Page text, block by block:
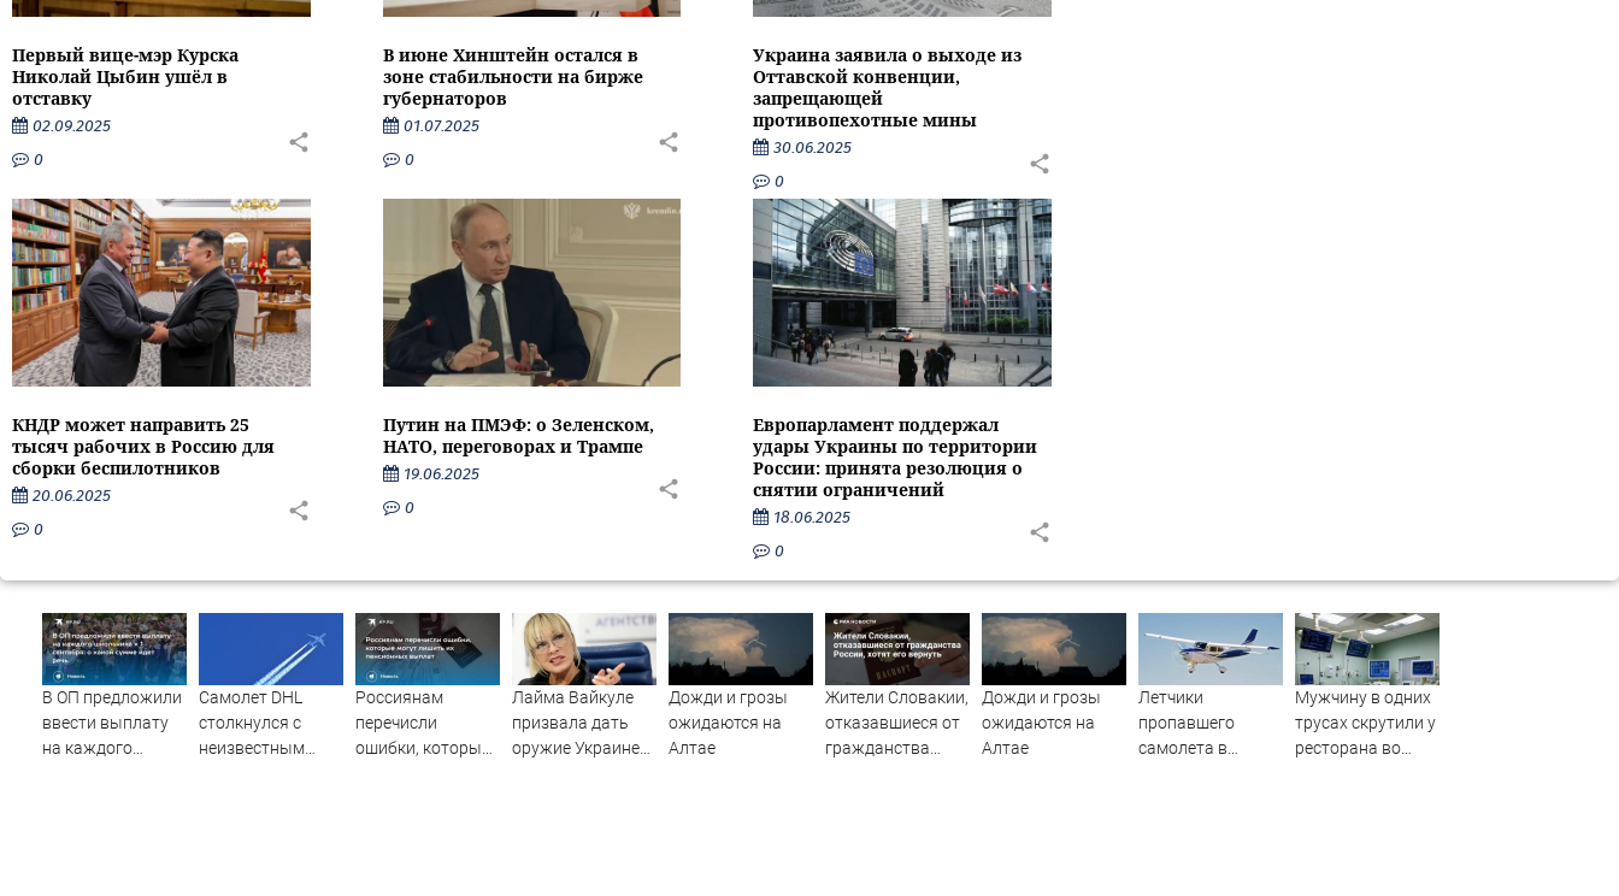
Первый вице-мэр Курска
Николай Цыбин ушёл в
отставку
02.09.2025
0
В июне Хинштейн остался в
зоне стабильности на бирже
губернаторов
01.07.2025
0
Украина заявила о выходе из
Оттавской конвенции,
запрещающей
противопехотные мины
30.06.2025
0
КНДР может направить 25
тысяч рабочих в Россию для
сборки беспилотников
20.06.2025
0
Путин на ПМЭФ: о Зеленском,
НАТО, переговорах и Трампе
19.06.2025
0
Европарламент поддержал
удары Украины по территории
России: принята резолюция о
снятии ограничений
18.06.2025
0
В ОП предложили
ввести выплату
на каждого
Самолет DHL
столкнулся с
неизвестным
Россиянам
перечисли
ошибки, которые
Лайма Вайкуле
призвала дать
оружие Украине
Дожди и грозы
ожидаются на
Алтае
Жители Словакии,
отказавшиеся от
гражданства
Дожди и грозы
ожидаются на
Алтае
Летчики
пропавшего
самолета в
Мужчину в одних
трусах скрутили у
ресторана во